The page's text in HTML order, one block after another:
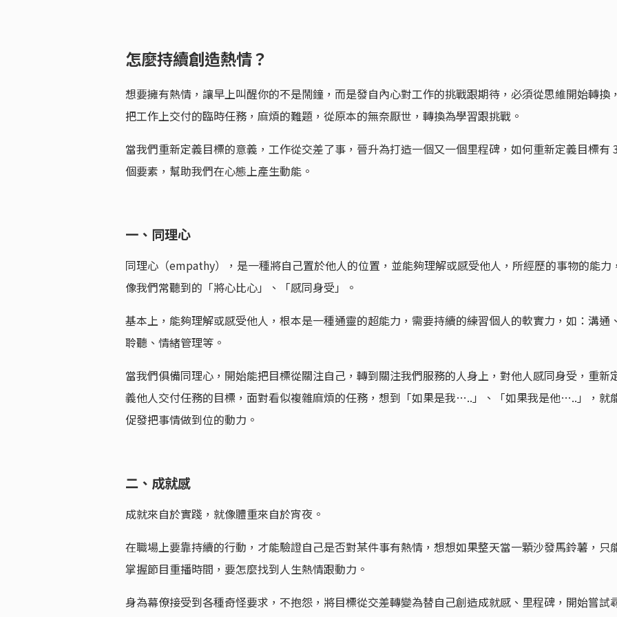
怎麼持續創造熱情？
想要擁有熱情，讓早上叫醒你的不是鬧鐘，而是發自內心對工作的挑戰跟期待，必須從思維開始轉換，
把工作上交付的臨時任務，麻煩的難題，從原本的無奈厭世，轉換為學習跟挑戰。
當我們重新定義目標的意義，工作從交差了事，晉升為打造一個又一個里程碑，如何重新定義目標有
個要素，幫助我們在心態上產生動能。
一、同理心
同理心（empathy），是一種將自己置於他人的位置，並能夠理解或感受他人，所經歷的事物的能力，
像我們常聽到的「將心比心」、「感同身受」。
基本上，能夠理解或感受他人，根本是一種通靈的超能力，需要持續的練習個人的軟實力，如：溝通、
聆聽、情緒管理等。
當我們俱備同理心，開始能把目標從關注自己，轉到關注我們服務的人身上，對他人感同身受，重新
義他人交付任務的目標，面對看似複雜麻煩的任務，想到「如果是我…..」、「如果我是他…..」，就
促發把事情做到位的動力。
二、成就感
成就來自於實踐，就像體重來自於宵夜。
在職場上要靠持續的行動，才能驗證自己是否對某件事有熱情，想想如果整天當一顆沙發馬鈴薯，只
掌握節目重播時間，要怎麼找到人生熱情跟動力。
身為幕僚接受到各種奇怪要求，不抱怨，將目標從交差轉變為替自己創造成就感、里程碑，開始嘗試